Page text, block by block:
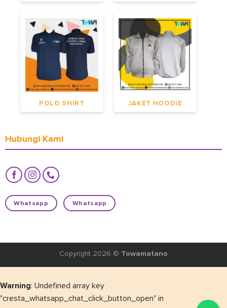
POLO SHIRT JAKET HOODIE
Hubungi Kami
Whatsapp Whatsapp
Copyright 2026 © Towamatano
Warning: Undefined array key
"cresta_whatsapp_chat_click_button_open" in